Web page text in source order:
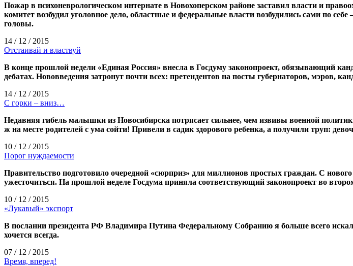
Пожар в психо­неврологическом интернате в Новохоперском районе заставил власти и
комитет возбудил уголовное дело, областные и федеральные власти возбудились сами по
головы.
14 / 12 / 2015
Отстаивай и властвуй
В конце прошлой недели «Единая Россия» внесла в Госдуму законопроект, обязывающий
дебатах. Нововведения затронут почти всех: претендентов на посты губернаторов, мэров,
14 / 12 / 2015
С горки – вниз…
Недавняя гибель малышки из Новосибирска потрясает сильнее, чем извивы военной
ж на месте родителей с ума сойти! Привели в садик здорового ребенка, а получили труп:
10 / 12 / 2015
Порог нуждаемости
Правительство подготовило очередной «сюрприз» для миллионов простых граждан. С
ужесточиться. На прошлой неделе Госдума приняла соответствующий законопроект во
10 / 12 / 2015
«Лукавый» экспорт
В послании президента РФ Владимира Путина Федеральному Собранию я больше всего
хочется всегда.
07 / 12 / 2015
Время, вперед!